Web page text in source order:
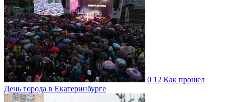
0 12 Как прошел
День города в Екатеринбурге